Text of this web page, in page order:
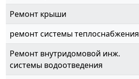
Ремонт крыши
ремонт системы теплоснабжения
Ремонт внутридомовой инж.
системы водоотведения